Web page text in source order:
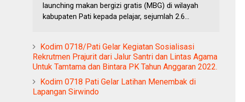
launching makan bergizi gratis (MBG) di wilayah
kabupaten Pati kepada pelajar, sejumlah 2.6...
Kodim 0718/Pati Gelar Kegiatan Sosialisasi
Rekrutmen Prajurit dari Jalur Santri dan Lintas Agama
Untuk Tamtama dan Bintara PK Tahun Anggaran 2022.
Kodim 0718 Pati Gelar Latihan Menembak di
Lapangan Sirwindo